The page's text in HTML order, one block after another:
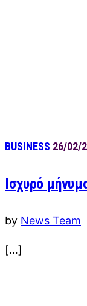
BUSINESS 26/02/
Ισχυρό
by News Team
[…]